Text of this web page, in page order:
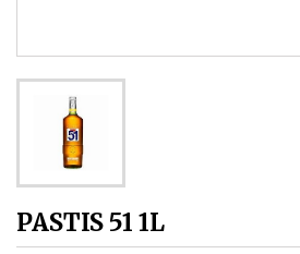
PASTIS 51 1L